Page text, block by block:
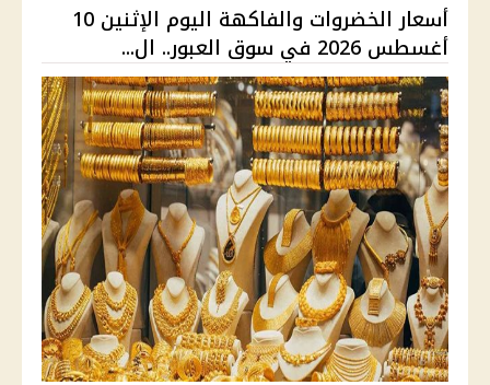
أسعار الخضروات والفاكهة اليوم الإثنين 10
أغسطس 2026 في سوق العبور.. ال...